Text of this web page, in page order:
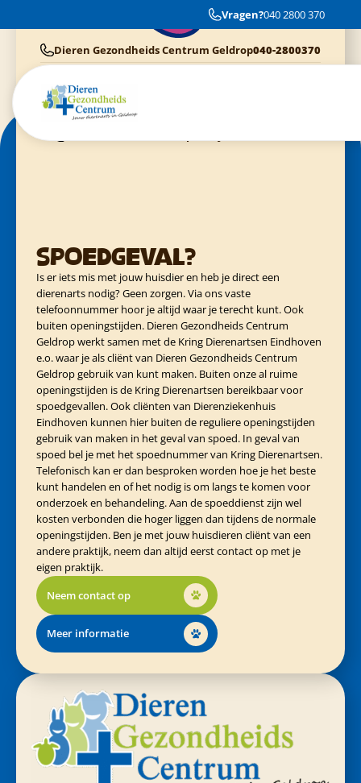
Vragen?040 2800 370
Fijn dat we gelijk terecht konden! Vriendelijk, behulpzaam en lief voor de
Dieren Gezondheids Centrum Geldrop040-2800370
Cliënten van Kring Eindhoven
Spoedgeval?
Is er iets mis met jouw huisdier en heb je direct een
dierenarts nodig? Geen zorgen. Via ons vaste
telefoonnummer hoor je altijd waar je terecht kunt. Ook
buiten openingstijden. Dieren Gezondheids Centrum
Geldrop werkt samen met de Kring Dierenartsen Eindhoven
e.o. waar je als cliënt van Dieren Gezondheids Centrum
Geldrop gebruik van kunt maken. Buiten onze al ruime
openingstijden is de Kring Dierenartsen bereikbaar voor
spoedgevallen. Ook cliënten van Dierenziekenhuis
Eindhoven kunnen hier buiten de reguliere openingstijden
gebruik van maken in het geval van spoed. In geval van
spoed bel je met het spoednummer van Kring Dierenartsen.
Telefonisch kan er dan besproken worden hoe je het beste
kunt handelen en of het nodig is om langs te komen voor
onderzoek en behandeling. Aan de spoeddienst zijn wel
kosten verbonden die hoger liggen dan tijdens de normale
openingstijden. Ben je met jouw huisdieren cliënt van een
andere praktijk, neem dan altijd eerst contact op met je
eigen praktijk.
Neem contact op
Meer informatie